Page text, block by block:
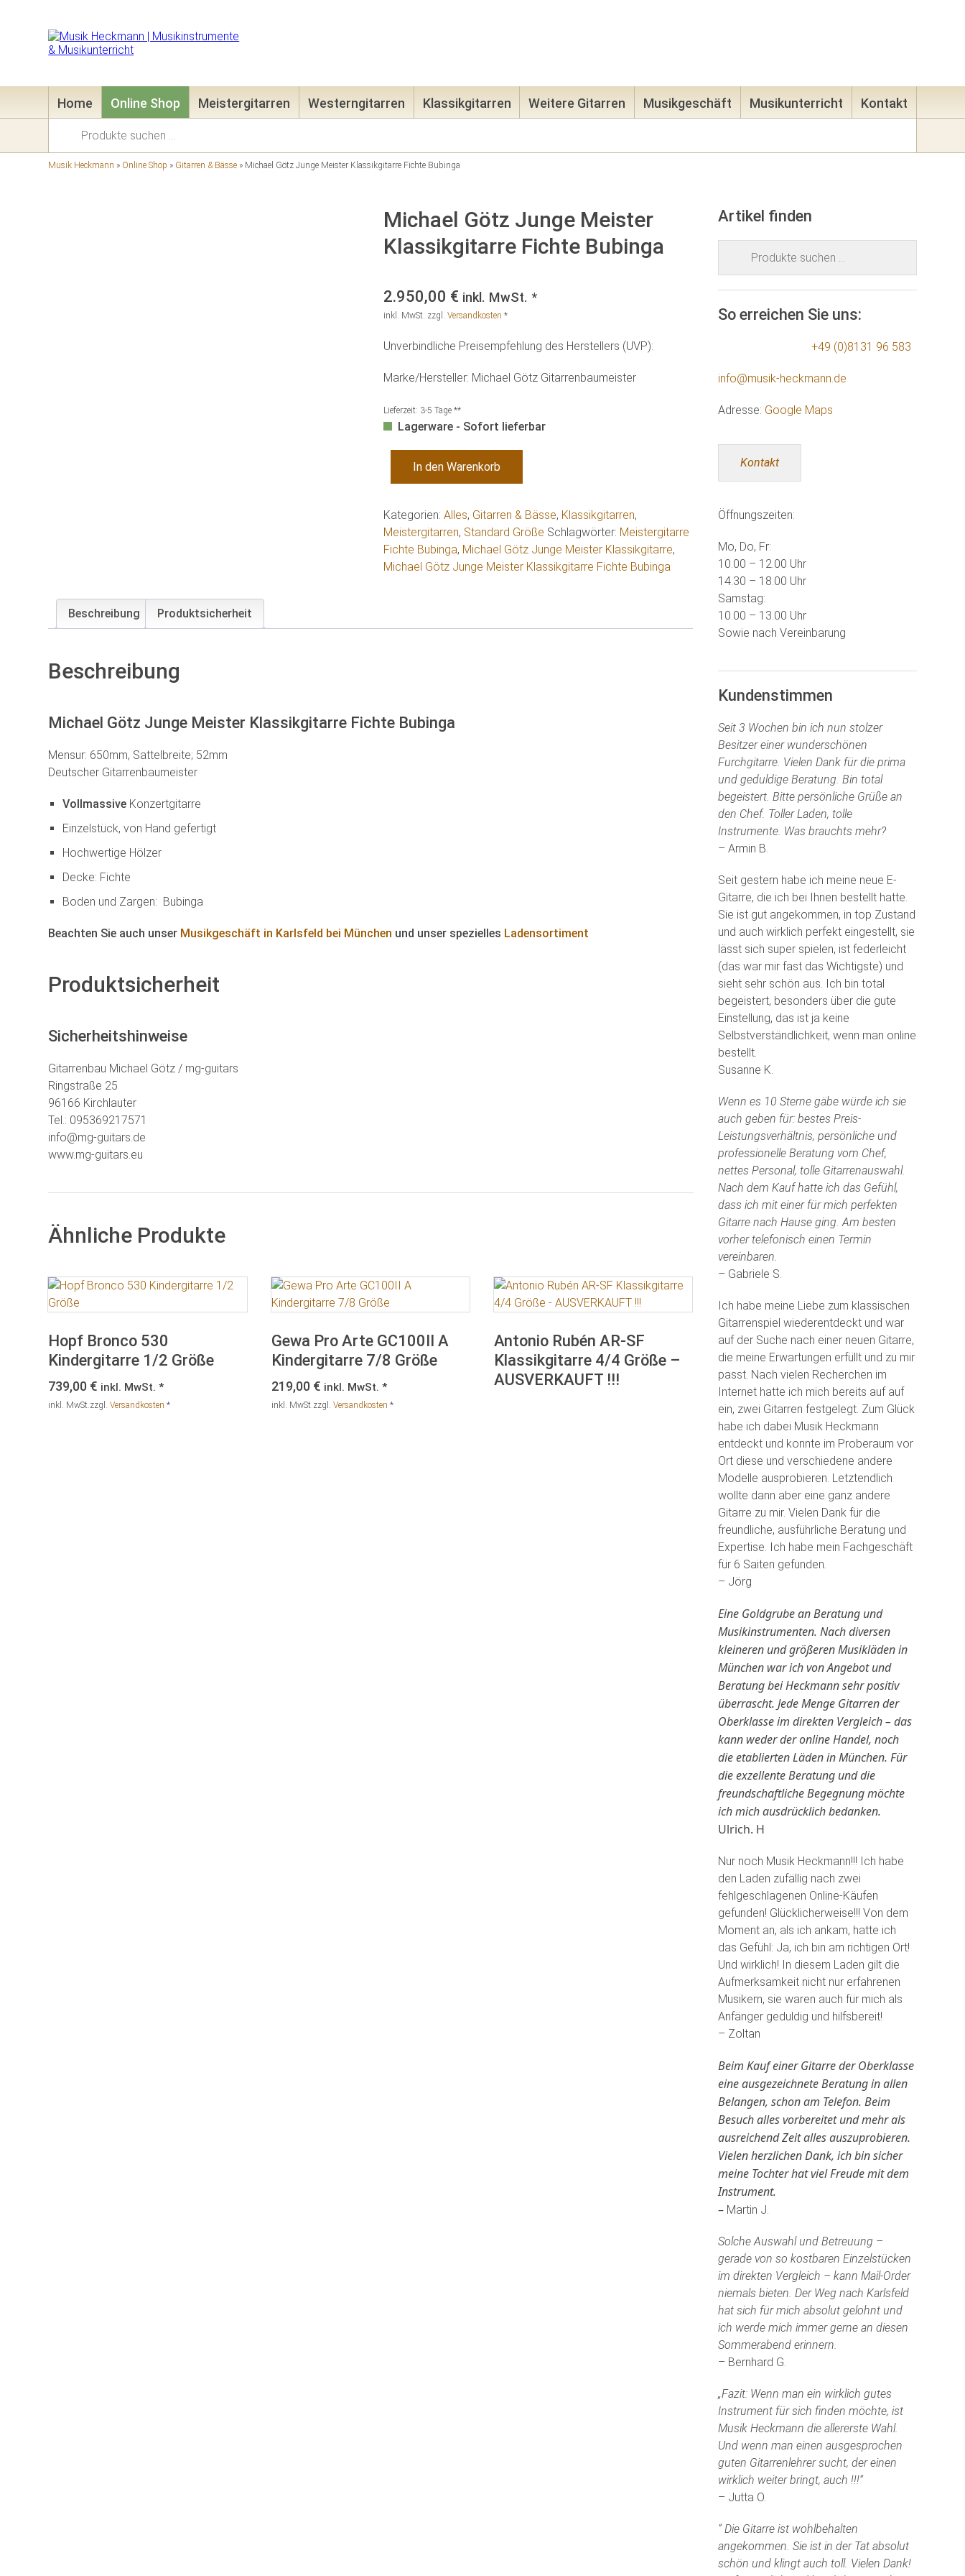
Home Online Shop Meistergitarren Westerngitarren Klassikgitarren Weitere Gitarren Musikgeschäft Musikunterricht Kontakt
Musik Heckmann » Online Shop » Gitarren & Bässe » Michael Götz Junge Meister Klassikgitarre Fichte Bubinga
Michael Götz Junge Meister
Klassikgitarre Fichte Bubinga
2.950,00 € inkl. MwSt. *
inkl. MwSt. zzgl.Versandkosten *
Unverbindliche Preisempfehlung des Herstellers (UVP):
Marke/Hersteller: Michael Götz Gitarrenbaumeister
Lieferzeit: 3-5 Tage **
Lagerware - Sofort lieferbar
Meister
Klassikgitarre
Fichte
Bubinga
In den Warenkorb
Kategorien:Alles, Gitarren & Bässe, Klassikgitarren,
Meistergitarren, Standard Größe Schlagwörter: Meistergitarre
Fichte Bubinga, Michael Götz Junge Meister Klassikgitarre,
Michael Götz Junge Meister Klassikgitarre Fichte Bubinga
Beschreibung Produktsicherheit
Beschreibung
Michael Götz Junge Meister Klassikgitarre Fichte Bubinga
Mensur: 650mm, Sattelbreite; 52mm
Deutscher Gitarrenbaumeister
Vollmassive Konzertgitarre
Einzelstück, von Hand gefertigt
Hochwertige Hölzer
Decke: Fichte
Boden und Zargen: Bubinga
Beachten Sie auch unser Musikgeschäft in Karlsfeld bei München und unser spezielles Ladensortiment
Produktsicherheit
Sicherheitshinweise
Gitarrenbau Michael Götz / mg-guitars
Ringstraße 25
96166 Kirchlauter
Tel.: 095369217571
info@mg-guitars.de
www.mg-guitars.eu
Ähnliche Produkte
Hopf Bronco 530
Kindergitarre 1/2 Größe
739,00 € inkl. MwSt. *
inkl. MwSt.zzgl.Versandkosten *
Gewa Pro Arte GC100II A
Kindergitarre 7/8 Größe
219,00 € inkl. MwSt. *
inkl. MwSt.zzgl. Versandkosten *
Antonio Rubén AR-SF
Klassikgitarre 4/4 Größe –
AUSVERKAUFT !!!
Artikel finden
So erreichen Sie uns:
+49 (0)8131 96 583
info@musik-heckmann.de
Adresse: Google Maps
Kontakt
Öffnungszeiten:
Mo, Do, Fr:
10.00 – 12.00 Uhr
14.30 – 18.00 Uhr
Samstag:
10.00 – 13.00 Uhr
Sowie nach Vereinbarung
Kundenstimmen
Seit 3 Wochen bin ich nun stolzer
Besitzer einer wunderschönen
Furchgitarre. Vielen Dank für die prima
und geduldige Beratung. Bin total
begeistert. Bitte persönliche Grüße an
den Chef. Toller Laden, tolle
Instrumente. Was brauchts mehr?
– Armin B.
Seit gestern habe ich meine neue E-
Gitarre, die ich bei Ihnen bestellt hatte.
Sie ist gut angekommen, in top Zustand
und auch wirklich perfekt eingestellt, sie
lässt sich super spielen, ist federleicht
(das war mir fast das Wichtigste) und
sieht sehr schön aus. Ich bin total
begeistert, besonders über die gute
Einstellung, das ist ja keine
Selbstverständlichkeit, wenn man online
bestellt.
Susanne K.
Wenn es 10 Sterne gäbe würde ich sie
auch geben für: bestes Preis-
Leistungsverhältnis, persönliche und
professionelle Beratung vom Chef,
nettes Personal, tolle Gitarrenauswahl.
Nach dem Kauf hatte ich das Gefühl,
dass ich mit einer für mich perfekten
Gitarre nach Hause ging. Am besten
vorher telefonisch einen Termin
vereinbaren.
– Gabriele S.
Ich habe meine Liebe zum klassischen
Gitarrenspiel wiederentdeckt und war
auf der Suche nach einer neuen Gitarre,
die meine Erwartungen erfüllt und zu mir
passt. Nach vielen Recherchen im
Internet hatte ich mich bereits auf auf
ein, zwei Gitarren festgelegt. Zum Glück
habe ich dabei Musik Heckmann
entdeckt und konnte im Proberaum vor
Ort diese und verschiedene andere
Modelle ausprobieren. Letztendlich
wollte dann aber eine ganz andere
Gitarre zu mir. Vielen Dank für die
freundliche, ausführliche Beratung und
Expertise. Ich habe mein Fachgeschäft
für 6 Saiten gefunden.
– Jörg
Eine Goldgrube an Beratung und
Musikinstrumenten. Nach diversen
kleineren und größeren Musikläden in
München war ich von Angebot und
Beratung bei Heckmann sehr positiv
überrascht. Jede Menge Gitarren der
Oberklasse im direkten Vergleich – das
kann weder der online Handel, noch
die etablierten Läden in München. Für
die exzellente Beratung und die
freundschaftliche Begegnung möchte
ich mich ausdrücklich bedanken.
Ulrich. H
Nur noch Musik Heckmann!!! Ich habe
den Laden zufällig nach zwei
fehlgeschlagenen Online-Käufen
gefunden! Glücklicherweise!!! Von dem
Moment an, als ich ankam, hatte ich
das Gefühl: Ja, ich bin am richtigen Ort!
Und wirklich! In diesem Laden gilt die
Aufmerksamkeit nicht nur erfahrenen
Musikern, sie waren auch für mich als
Anfänger geduldig und hilfsbereit!
– Zoltan
Beim Kauf einer Gitarre der Oberklasse
eine ausgezeichnete Beratung in allen
Belangen, schon am Telefon. Beim
Besuch alles vorbereitet und mehr als
ausreichend Zeit alles auszuprobieren.
Vielen herzlichen Dank, ich bin sicher
meine Tochter hat viel Freude mit dem
Instrument.
– Martin J.
Solche Auswahl und Betreuung –
gerade von so kostbaren Einzelstücken
im direkten Vergleich – kann Mail-Order
niemals bieten. Der Weg nach Karlsfeld
hat sich für mich absolut gelohnt und
ich werde mich immer gerne an diesen
Sommerabend erinnern.
– Bernhard G.
„Fazit: Wenn man ein wirklich gutes
Instrument für sich finden möchte, ist
Musik Heckmann die allererste Wahl.
Und wenn man einen ausgesprochen
guten Gitarrenlehrer sucht, der einen
wirklich weiter bringt, auch !!!“
– Jutta O.
“ Die Gitarre ist wohlbehalten
angekommen. Sie ist in der Tat absolut
schön und klingt auch toll. Vielen Dank!